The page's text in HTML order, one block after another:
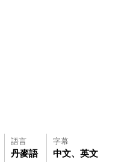
語言
丹麥語
字幕
中文、英文